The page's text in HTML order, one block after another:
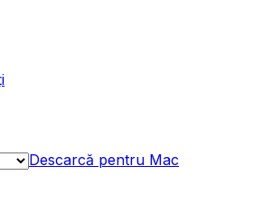
Descarcă pentru Mac